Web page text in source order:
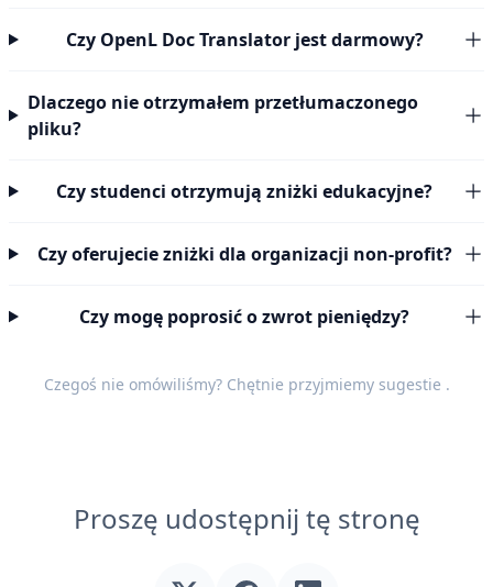
Czy OpenL Doc Translator jest darmowy?
Dlaczego nie otrzymałem przetłumaczonego
pliku?
Czy studenci otrzymują zniżki edukacyjne?
Czy oferujecie zniżki dla organizacji non-profit?
Czy mogę poprosić o zwrot pieniędzy?
Czegoś nie omówiliśmy? Chętnie przyjmiemy sugestie .
Proszę udostępnij tę stronę